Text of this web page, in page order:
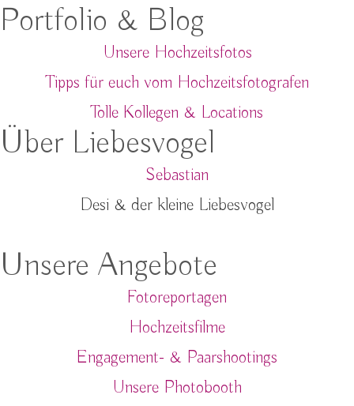
Portfolio & Blog
Unsere Hochzeitsfotos
Tipps für euch vom Hochzeitsfotografen
Tolle Kollegen & Locations
Über Liebesvogel
Sebastian
Desi & der kleine Liebesvogel
Unsere Angebote
Fotoreportagen
Hochzeitsfilme
Engagement- & Paarshootings
Unsere Photobooth